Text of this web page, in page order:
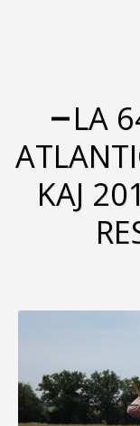
LA
KAJ